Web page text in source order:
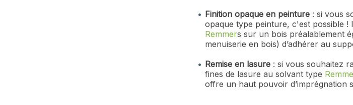
Finition opaque en peinture: si vous
opaque type peinture, c'est possible
Remmers sur un bois préalablement
menuiserie en bois) d’adhérer au
Remise en lasure: si vous souhaitez
fines de lasure au solvant type
offre un haut pouvoir d’imprégnation